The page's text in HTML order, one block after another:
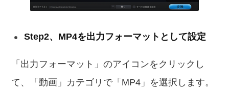
Step2、MP4を出力フォーマットとして設定
「出力フォーマット」のアイコンをクリックし
て、「動画」カテゴリで「MP4」を選択します。